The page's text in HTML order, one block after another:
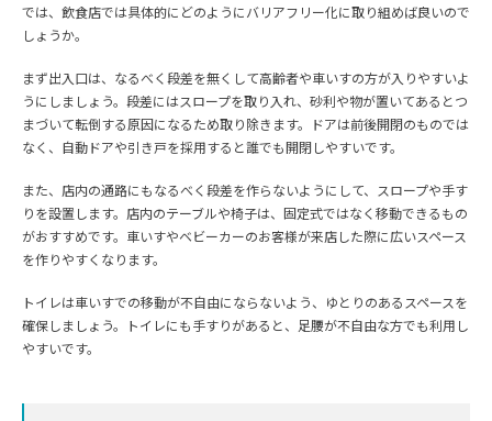
では、飲食店では具体的にどのようにバリアフリー化に取り組めば良いので
しょうか。
まず出入口は、なるべく段差を無くして高齢者や車いすの方が入りやすいよ
うにしましょう。段差にはスロープを取り入れ、砂利や物が置いてあるとつ
まづいて転倒する原因になるため取り除きます。ドアは前後開閉のものでは
なく、自動ドアや引き戸を採用すると誰でも開閉しやすいです。
また、店内の通路にもなるべく段差を作らないようにして、スロープや手す
りを設置します。店内のテーブルや椅子は、固定式ではなく移動できるもの
がおすすめです。車いすやベビーカーのお客様が来店した際に広いスペース
を作りやすくなります。
トイレは車いすでの移動が不自由にならないよう、ゆとりのあるスペースを
確保しましょう。トイレにも手すりがあると、足腰が不自由な方でも利用し
やすいです。